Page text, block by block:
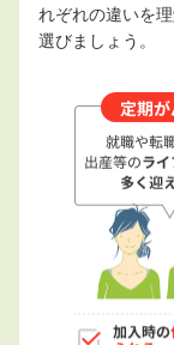
れぞれの違いを
選びましょう。